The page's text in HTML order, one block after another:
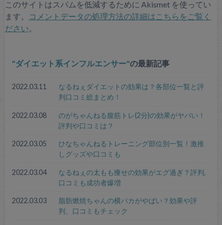
このサイトはスパムを低減するために Akismet を使ってい
ます。
コメントデータの処理方法の詳細はこちらをご覧く
ださい。
ダイエット系インフルエンサー の最新記事
2022.03.11
なるねぇダイエットの効果は？各部位一覧と評
判口コミ総まとめ！
2022.03.08
のがちゃんねる腹筋トレ(2分)の効果がヤバい！
評判や口コミは？
2022.03.05
ひなちゃんねるトレーニング部位別一覧！激推
しグッズや口コミも
2022.03.04
なるねぇの太もも痩せの効果がエグ過ぎ？評判,
口コミも成功者爆増
2022.03.03
脂肪燃焼ちゃんの横パカがやばい？効果や評
判、口コミもチェック